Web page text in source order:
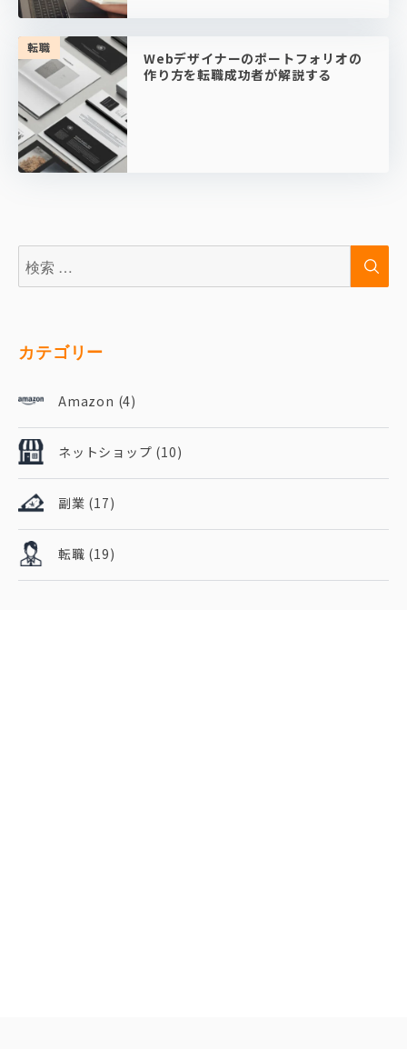
転職
Webデザイナーのポートフォリオの
作り方を転職成功者が解説する
検
索:
検
カテゴリー
Amazon (4)
ネットショップ (10)
副業 (17)
転職 (19)